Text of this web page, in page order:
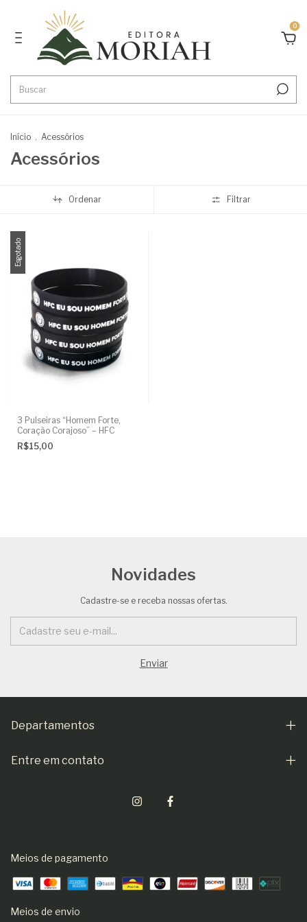
0
Início . Acessórios
Acessórios
Ordenar Filtrar
Esgotado
3 Pulseiras “Homem Forte,
Coração Corajoso” – HFC
R$15,00
Novidades
Cadastre-se e receba nossas ofertas.
Departamentos
Entre em contato
Meios de pagamento
Meios de envio